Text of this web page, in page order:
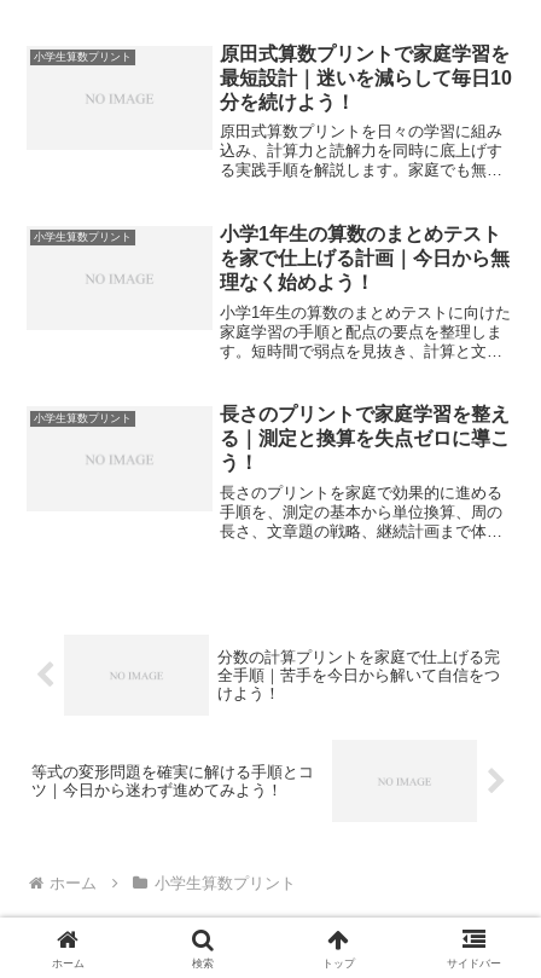
小学生算数プリント
原田式算数プリントで家庭学習を
最短設計｜迷いを減らして毎日10
分を続けよう！
原田式算数プリントを日々の学習に組み
込み、計算力と読解力を同時に底上げす
る実践手順を解説します。家庭でも無理
小学生算数プリント
小学1年生の算数のまとめテスト
を家で仕上げる計画｜今日から無
理なく始めよう！
小学1年生の算数のまとめテストに向けた
家庭学習の手順と配点の要点を整理しま
す。短時間で弱点を見抜き、計算と文章
小学生算数プリント
長さのプリントで家庭学習を整え
る｜測定と換算を失点ゼロに導こ
う！
長さのプリントを家庭で効果的に進める
手順を、測定の基本から単位換算、周の
長さ、文章題の戦略、継続計画まで体系
分数の計算プリントを家庭で仕上げる完
全手順｜苦手を今日から解いて自信をつ
けよう！
等式の変形問題を確実に解ける手順とコ
ツ｜今日から迷わず進めてみよう！
ホーム 小学生算数プリント
ホーム 検索 トップ サイドバー